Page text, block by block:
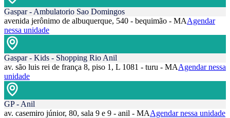
Gaspar - Ambulatorio Sao Domingos
avenida jerônimo de albuquerque, 540 - bequimão - MAAgendar
nessa unidade
Gaspar - Kids - Shopping Rio Anil
av. são luis rei de frança 8, piso 1, L 1081 - turu - MAAgendar nessa
unidade
GP - Anil
av. casemiro júnior, 80, sala 9 e 9 - anil - MAAgendar nessa unidade